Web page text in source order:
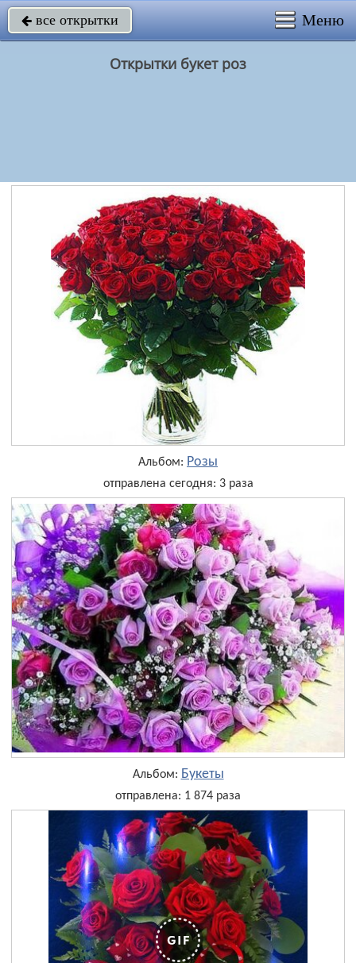
 все открытки Меню
Открытки букет роз
Альбом: Розы
отправлена сегодня: 3 раза
Альбом: Букеты
отправлена: 1 874 раза